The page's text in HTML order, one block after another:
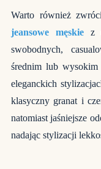
Warto również
jeansowe męskiez
swobodnych,
średnim lub
eleganckich
klasyczny granat i
natomiast jaśniejsze
nadając stylizacji